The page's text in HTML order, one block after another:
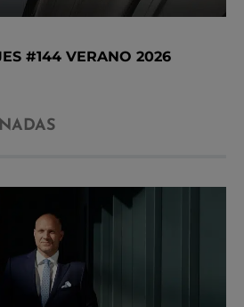
#144 VERANO 2026